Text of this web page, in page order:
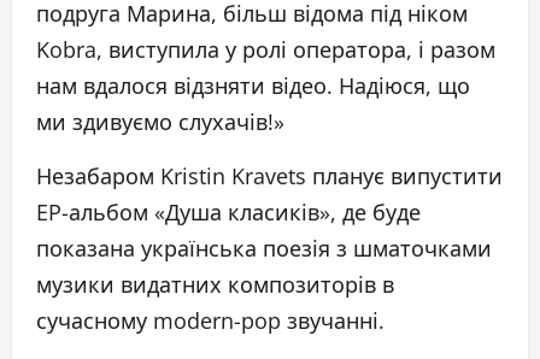
подруга Марина, більш відома під ніком
Kobra, виступила у ролі оператора, і разом
нам вдалося відзняти відео. Надіюся, що
ми здивуємо слухачів!»
Незабаром Kristin Kravets планує випустити
EP-альбом «Душа класиків», де буде
показана українська поезія з шматочками
музики видатних композиторів в
сучасному modern-pop звучанні.